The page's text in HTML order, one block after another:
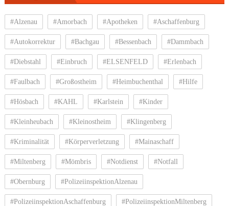
#Alzenau #Amorbach #Apotheken #Aschaffenburg
#Autokorrektur #Bachgau #Bessenbach #Dammbach
#Diebstahl #Einbruch #ELSENFELD #Erlenbach
#Faulbach #Großostheim #Heimbuchenthal #Hilfe
#Hösbach #KAHL #Karlstein #Kinder
#Kleinheubach #Kleinostheim #Klingenberg
#Kriminalität #Körperverletzung #Mainaschaff
#Miltenberg #Mömbris #Notdienst #Notfall
#Obernburg #PolizeiinspektionAlzenau
#PolizeiinspektionAschaffenburg #PolizeiinspektionMiltenberg